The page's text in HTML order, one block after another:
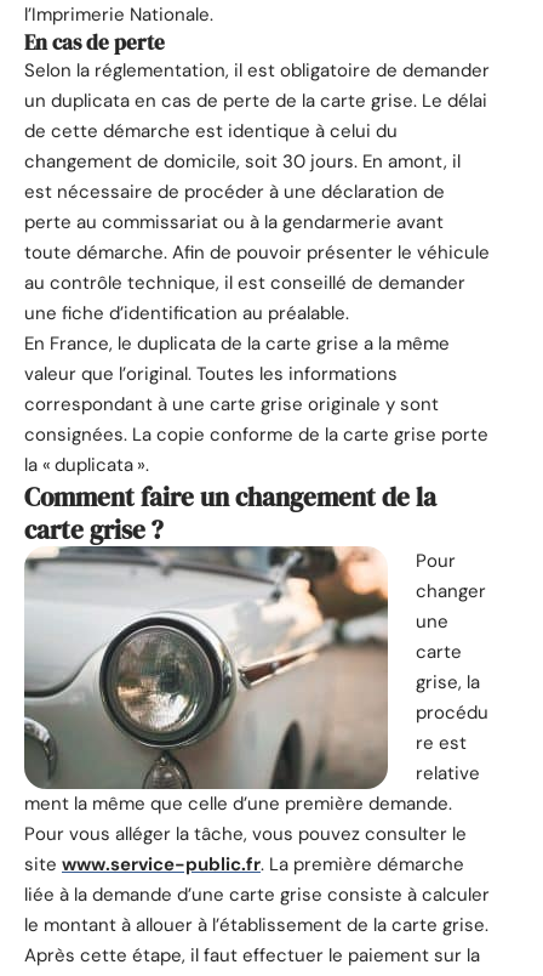
l’Imprimerie Nationale.
En cas de perte
Selon la réglementation, il est obligatoire de demander
un duplicata en cas de perte de la carte grise. Le délai
de cette démarche est identique à celui du
changement de domicile, soit 30 jours. En amont, il
est nécessaire de procéder à une déclaration de
perte au commissariat ou à la gendarmerie avant
toute démarche. Afin de pouvoir présenter le véhicule
au contrôle technique, il est conseillé de demander
une fiche d’identification au préalable.
En France, le duplicata de la carte grise a la même
valeur que l’original. Toutes les informations
correspondant à une carte grise originale y sont
consignées. La copie conforme de la carte grise porte
la « duplicata ».
Comment faire un changement de la
carte grise ?
Pour
changer
une
carte
grise, la
procédu
re est
relative
ment la même que celle d’une première demande.
Pour vous alléger la tâche, vous pouvez consulter le
site www.service-public.fr. La première démarche
liée à la demande d’une carte grise consiste à calculer
le montant à allouer à l’établissement de la carte grise.
Après cette étape, il faut effectuer le paiement sur la